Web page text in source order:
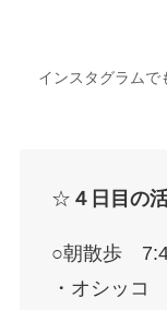
インスタグラムで
☆ ４日目の
○朝散歩
・オシッコ